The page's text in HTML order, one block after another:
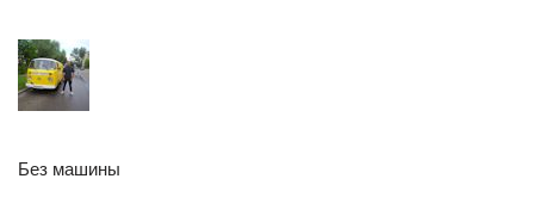
Без машины